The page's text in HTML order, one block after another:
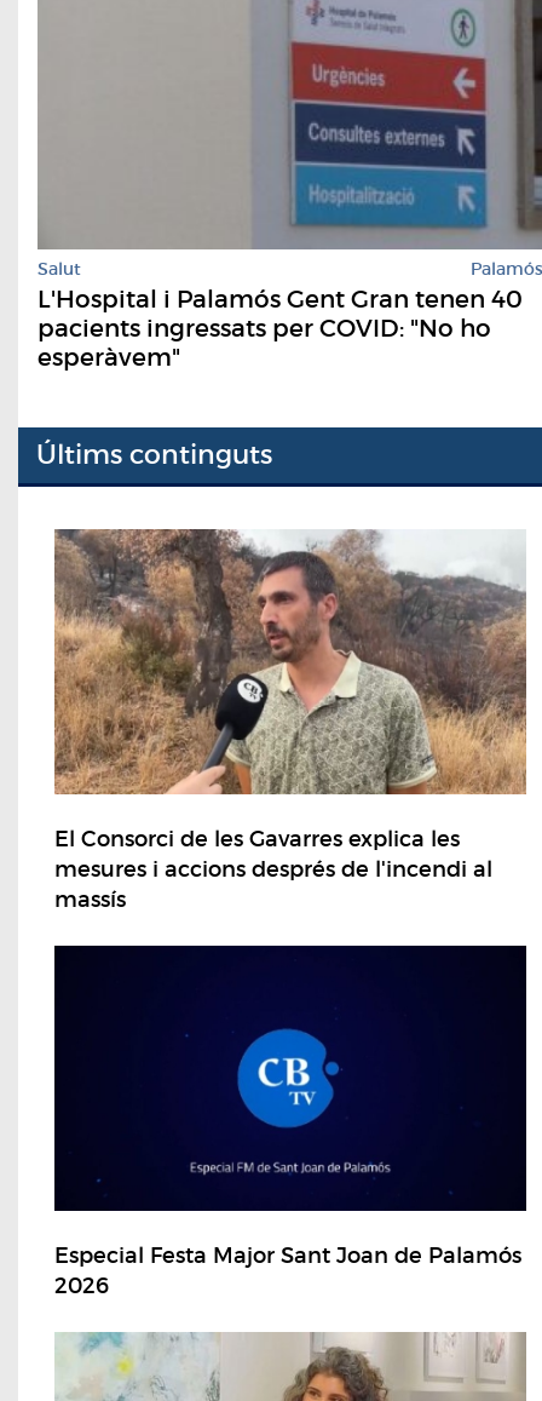
Salut Palamós
L'Hospital i Palamós Gent Gran tenen 40
pacients ingressats per COVID: "No ho
esperàvem"
Últims continguts
El Consorci de les Gavarres explica les
mesures i accions després de l'incendi al
massís
Especial Festa Major Sant Joan de Palamós
2026